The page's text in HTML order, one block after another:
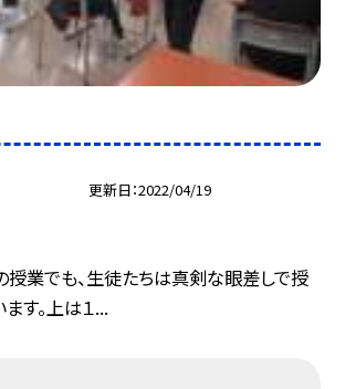
更新日 2022/04/19
授業でも、生徒たちは真剣な眼差しで授
す。上は１...